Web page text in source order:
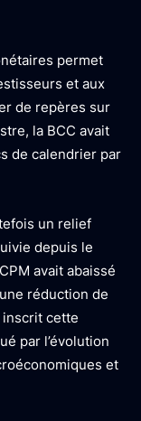
permet
et aux
de repères sur
la BCC avait
de calendrier par
un relief
depuis le
avait abaissé
réduction de
inscrit cette
par l’évolution
et